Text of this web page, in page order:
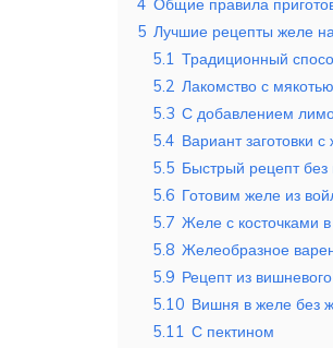
4 Общие правила
5 Лучшие рецепты желе
5.1 Традиционный
5.2 Лакомство с
5.3 С добавлением
5.4 Вариант заготовки
5.5 Быстрый рецепт без
5.6 Готовим желе из
5.7 Желе с косточками
5.8 Желеобразное
5.9 Рецепт из
5.10 Вишня в желе без
5.11 С пектином